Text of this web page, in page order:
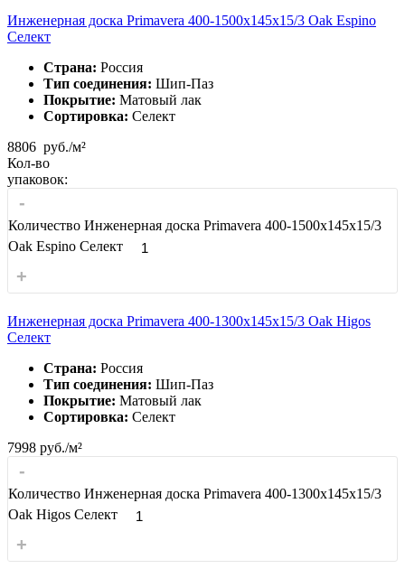
Инженерная доска Primavera 400-1500х145х15/3 Oak Espino
Селект
Страна: Россия
Тип соединения: Шип-Паз
Покрытие: Матовый лак
Сортировка: Селект
8806 руб./м²
Кол-во
упаковок:
-
Количество Инженерная доска Primavera 400-1500х145х15/3
Oak Espino Селект
+
Инженерная доска Primavera 400-1300х145х15/3 Oak Higos
Селект
Страна: Россия
Тип соединения: Шип-Паз
Покрытие: Матовый лак
Сортировка: Селект
7998 руб./м²
-
Количество Инженерная доска Primavera 400-1300х145х15/3
Oak Higos Селект
+